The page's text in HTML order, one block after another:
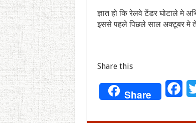
ज्ञात हो कि रेलवे टेंडर घोटाले मे
इससे पहले पिछले साल अक्टूबर मे
Share this
Share